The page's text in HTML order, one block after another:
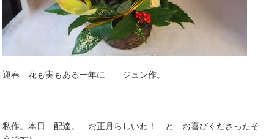
迎春 花も実もある一年に ジュン作。
私作。本日 配達。 お正月らしいわ！ と お喜びくださったそ